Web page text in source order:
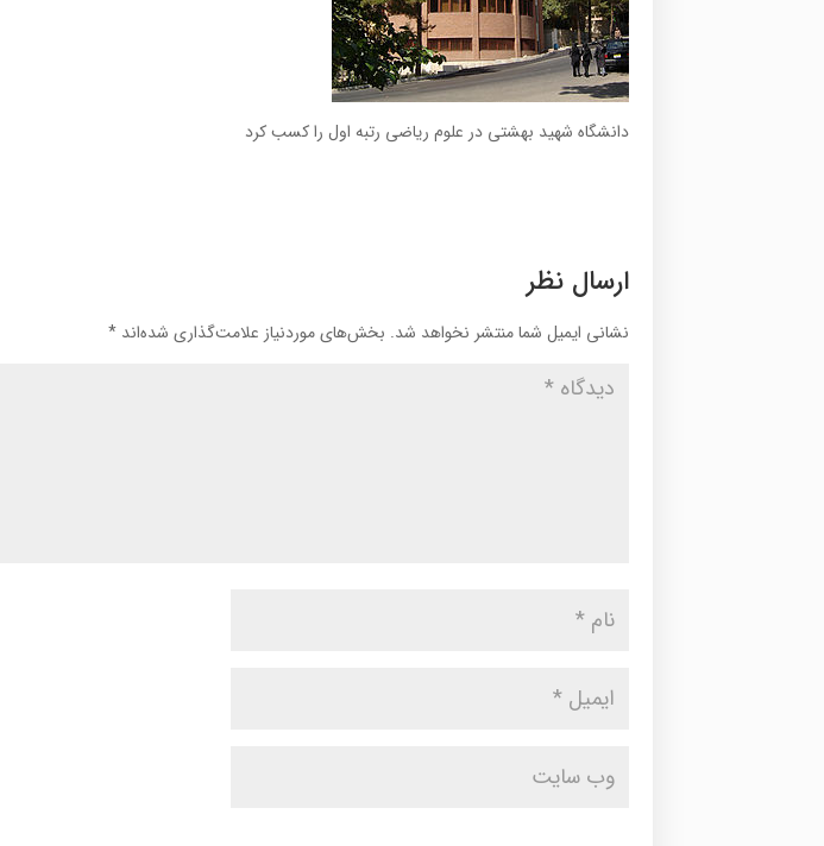
دانشگاه شهید بهشتی در علوم ریاضی رتبه اول را کسب کرد
ارسال نظر
نشانی ایمیل شما منتشر نخواهد شد. بخش‌های موردنیاز علامت‌گذاری شده‌اند*